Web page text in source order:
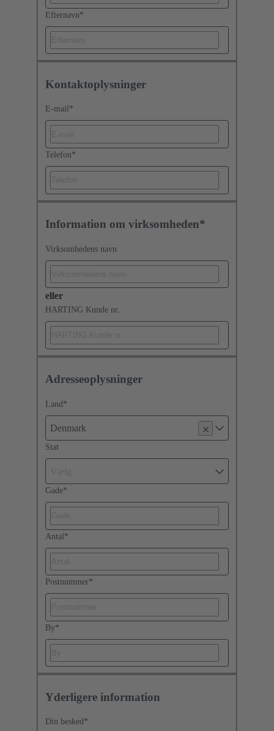
Efternavn*
Kontaktoplysninger
E-mail *
Telefon*
Information om virksomheden*
Virksomhedens navn
eller
HARTING Kunde nr.
Adresseoplysninger
Land *
Denmark
Stat
Gade*
Antal*
Postnummer*
By*
Yderligere information
Din besked *